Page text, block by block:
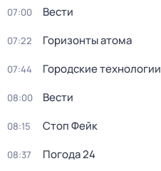
07:00 Вести
07:22 Горизонты атома
07:44 Городские технологии
08:00 Вести
08:15 Стоп Фейк
08:37 Погода 24